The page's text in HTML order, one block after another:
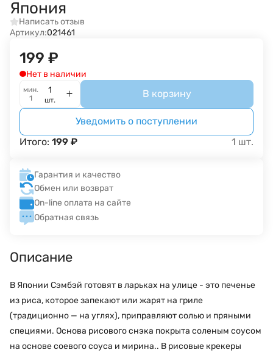
Япония
Написать отзыв
Артикул:021461
199 ₽
Нет в наличии
мин.
1
шт.
В корзину
Уведомить о поступлении
Итого: 199 ₽ 1 шт.
Гарантия и качество
Обмен или возврат
On-line оплата на сайте
Обратная связь
Описание
В Японии Сэмбэй готовят в ларьках на улице - это печенье
из риса, которое запекают или жарят на гриле
(традиционно — на углях), приправляют солью и пряными
специями. Основа рисового снэка покрыта соленым соусом
на основе соевого соуса и мирина.. В рисовые крекеры